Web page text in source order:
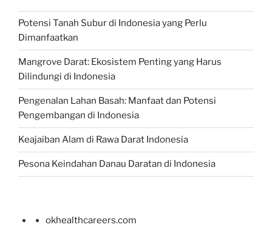
Potensi Tanah Subur di Indonesia yang Perlu
Dimanfaatkan
Mangrove Darat: Ekosistem Penting yang Harus
Dilindungi di Indonesia
Pengenalan Lahan Basah: Manfaat dan Potensi
Pengembangan di Indonesia
Keajaiban Alam di Rawa Darat Indonesia
Pesona Keindahan Danau Daratan di Indonesia
okhealthcareers.com